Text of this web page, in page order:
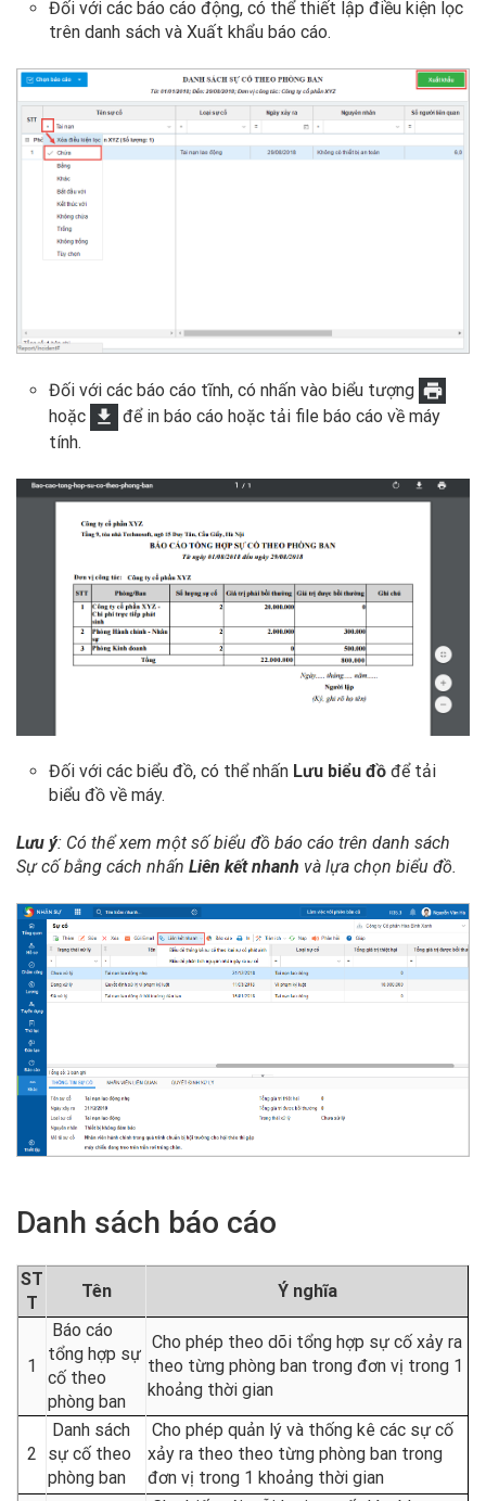
Đối với các báo cáo động, có thể thiết lập điều kiện lọc
trên danh sách và Xuất khẩu báo cáo.
Đối với các báo cáo tĩnh, có nhấn vào biểu tượng
hoặc
để in báo cáo hoặc tải file báo cáo về máy
tính.
Đối với các biểu đồ, có thể nhấn Lưu biểu đồ để tải
biểu đồ về máy.
Lưu ý: Có thể xem một số biểu đồ báo cáo trên danh sách
Sự cố bằng cách nhấn Liên kết nhanh và lựa chọn biểu đồ.
Danh sách báo cáo
ST
T
Tên Ý nghĩa
1
Báo cáo
tổng hợp sự
cố theo
phòng ban
Cho phép theo dõi tổng hợp sự cố xảy ra
theo từng phòng ban trong đơn vị trong 1
khoảng thời gian
2
Danh sách
sự cố theo
phòng ban
Cho phép quản lý và thống kê các sự cố
xảy ra theo theo từng phòng ban trong
đơn vị trong 1 khoảng thời gian